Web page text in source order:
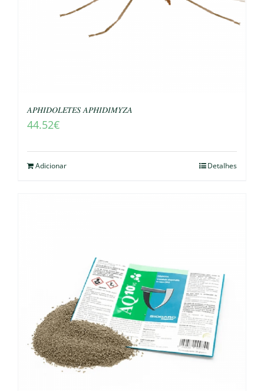
𝐴𝑃𝐻𝐼𝐷𝑂𝐿𝐸𝑇𝐸𝑆 𝐴𝑃𝐻𝐼𝐷𝐼𝑀𝑌𝑍𝐴
44.52€
Adicionar Detalhes